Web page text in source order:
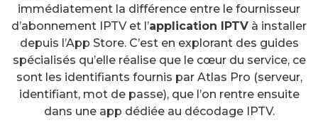
immédiatement la différence entre le fournisseur
d’abonnement IPTV et l’application IPTV à installer
depuis l’App Store. C’est en explorant des guides
spécialisés qu’elle réalise que le cœur du service, ce
sont les identifiants fournis par Atlas Pro (serveur,
identifiant, mot de passe), que l’on rentre ensuite
dans une app dédiée au décodage IPTV.